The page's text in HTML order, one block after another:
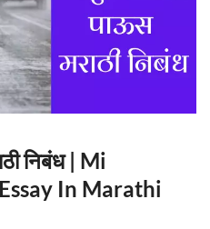
निबंध | Mi
In Marathi